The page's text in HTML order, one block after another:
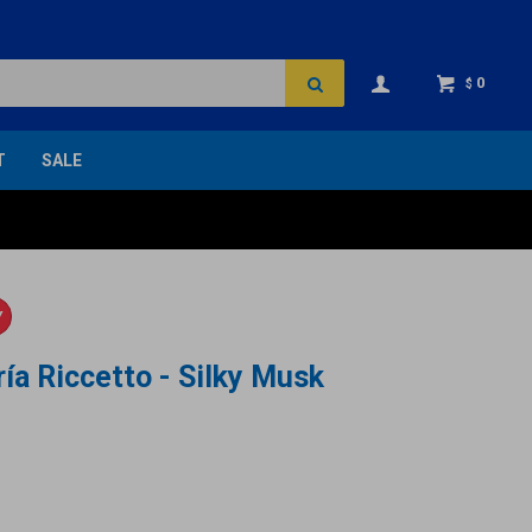
SALE
$ 0
Riccetto - Silky Musk